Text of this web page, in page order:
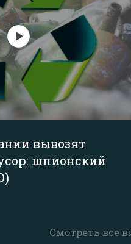
Смотреть все
вывозят
шпионский